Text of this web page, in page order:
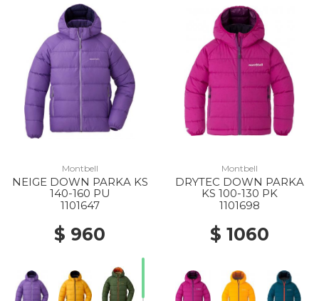
Montbell
NEIGE DOWN PARKA KS
140-160 PU
1101647
$ 960
Montbell
DRYTEC DOWN PARKA
KS 100-130 PK
1101698
$ 1060